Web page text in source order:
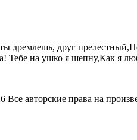
дремлешь, друг
Тебе на ушко я шепну,Как я
авторские права на